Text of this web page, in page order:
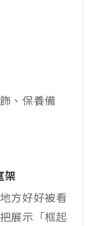
、保養備
架
方好好被看
展示「框起